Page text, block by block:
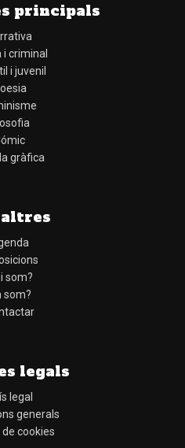
principals
i criminal
i juvenil
gràfica
som?
som?
legals
legal
generals
de cookies